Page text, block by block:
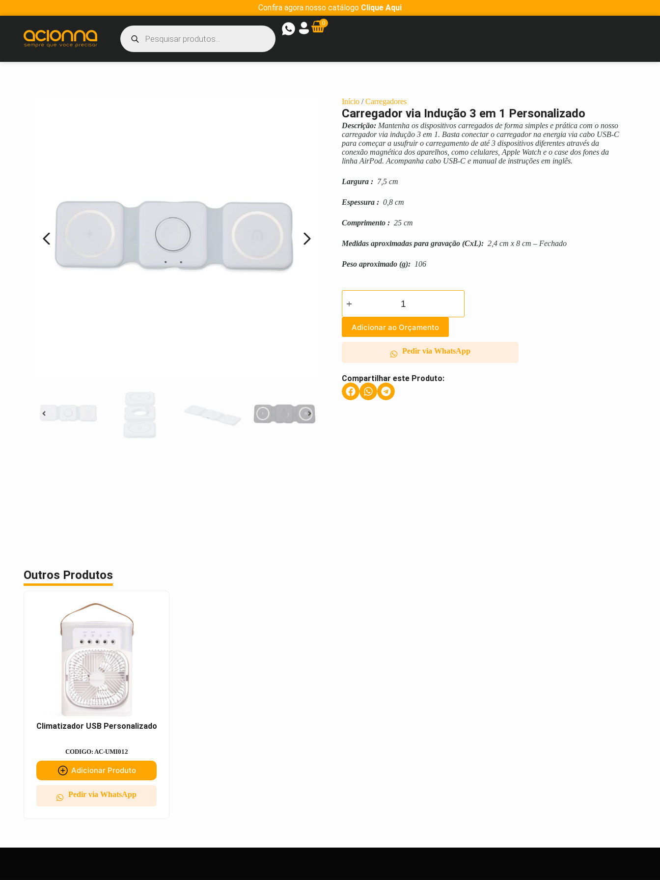
Confira agora nosso catálogo Clique Aqui
0
Início /Carregadores
Carregador via Indução 3 em 1 Personalizado
Descrição: Mantenha os dispositivos carregados de forma simples e prática com o nosso
carregador via indução 3 em 1. Basta conectar o carregador na energia via cabo USB-C
para começar a usufruir o carregamento de até 3 dispositivos diferentes através da
conexão magnética dos aparelhos, como celulares, Apple Watch e o case dos fones da
linha AirPod. Acompanha cabo USB-C e manual de instruções em inglês.
Largura : 7,5 cm
Espessura : 0,8 cm
Comprimento : 25 cm
Medidas aproximadas para gravação (CxL): 2,4 cm x 8 cm – Fechado
Peso aproximado (g): 106
Adicionar ao Orçamento
Pedir via WhatsApp
Compartilhar este Produto:
Outros Produtos
Climatizador USB Personalizado
CODIGO: AC-UMI012
Adicionar Produto
Pedir via WhatsApp